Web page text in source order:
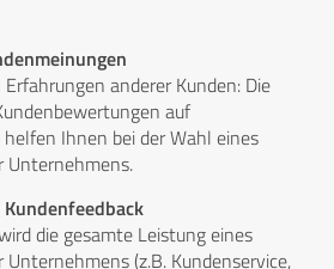
anderer Kunden: Die
auf
helfen Ihnen bei der Wahl eines
Unternehmens.
die gesamte Leistung eines
(z.B. Kundenservice,